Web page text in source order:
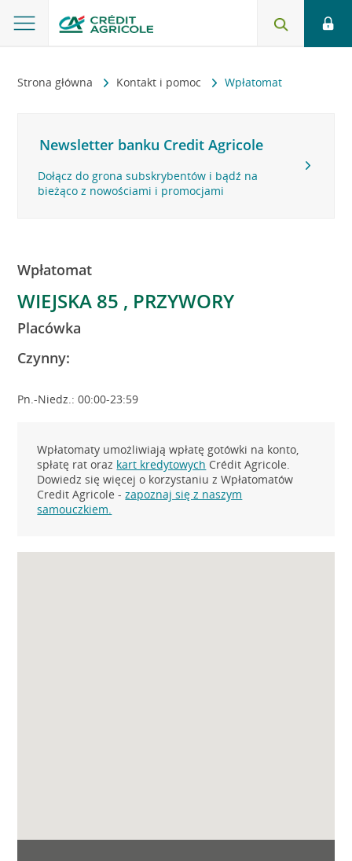
Strona główna Kontakt i pomoc Wpłatomat
Newsletter banku Credit Agricole
Dołącz do grona subskrybentów i bądź na
bieżąco z nowościami i promocjami
Wpłatomat
WIEJSKA 85 , PRZYWORY
Placówka
Czynny:
Pn.-Niedz.: 00:00-23:59
Wpłatomaty umożliwiają wpłatę gotówki na konto,
spłatę rat oraz kart kredytowych Crédit Agricole.
Dowiedz się więcej o korzystaniu z Wpłatomatów
Credit Agricole -zapoznaj się z naszym
samouczkiem.